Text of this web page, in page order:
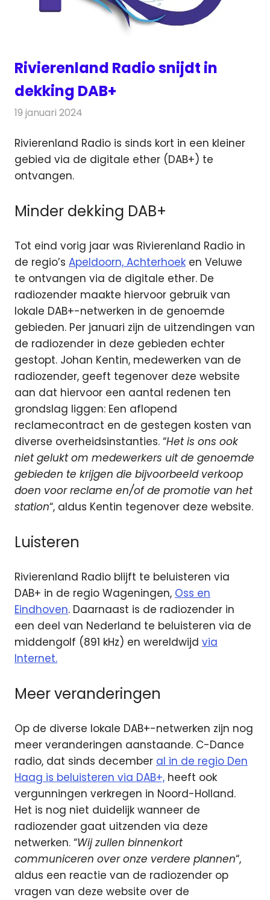
Rivierenland Radio snijdt in
dekking DAB+
19 januari 2024
Rivierenland Radio is sinds kort in een kleiner
gebied via de digitale ether (DAB+) te
ontvangen.
Minder dekking DAB+
Tot eind vorig jaar was Rivierenland Radio in
de regio’s Apeldoorn, Achterhoek en Veluwe
te ontvangen via de digitale ether. De
radiozender maakte hiervoor gebruik van
lokale DAB+-netwerken in de genoemde
gebieden. Per januari zijn de uitzendingen van
de radiozender in deze gebieden echter
gestopt. Johan Kentin, medewerken van de
radiozender, geeft tegenover deze website
aan dat hiervoor een aantal redenen ten
grondslag liggen: Een aflopend
reclamecontract en de gestegen kosten van
diverse overheidsinstanties. “Het is ons ook
niet gelukt om medewerkers uit de genoemde
gebieden te krijgen die bijvoorbeeld verkoop
doen voor reclame en/of de promotie van het
station“, aldus Kentin tegenover deze website.
Luisteren
Rivierenland Radio blijft te beluisteren via
DAB+ in de regio Wageningen, Oss en
Eindhoven. Daarnaast is de radiozender in
een deel van Nederland te beluisteren via de
middengolf (891 kHz) en wereldwijd via
Internet.
Meer veranderingen
Op de diverse lokale DAB+-netwerken zijn nog
meer veranderingen aanstaande. C-Dance
radio, dat sinds december al in de regio Den
Haag is beluisteren via DAB+, heeft ook
vergunningen verkregen in Noord-Holland.
Het is nog niet duidelijk wanneer de
radiozender gaat uitzenden via deze
netwerken. “Wij zullen binnenkort
communiceren over onze verdere plannen“,
aldus een reactie van de radiozender op
vragen van deze website over de